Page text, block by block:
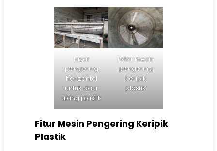
layar
pengering
horizontal
untuk daur
ulang plastik
rotor mesin
pengering
keripik
plastik
Fitur Mesin Pengering Keripik
Plastik